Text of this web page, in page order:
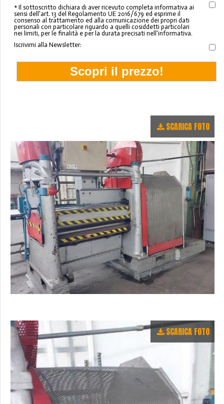
* Il sottoscritto dichiara di aver ricevuto completa informativa ai
sensi dell'art. 13 del Regolamento UE 2016/679 ed esprime il
consenso al trattamento ed alla comunicazione dei propri dati
personali con particolare riguardo a quelli cosiddetti particolari
nei limiti, per le finalità e per la durata precisati nell'informativa.
Iscrivimi alla Newsletter:
SCARICA FOTO
SCARICA FOTO